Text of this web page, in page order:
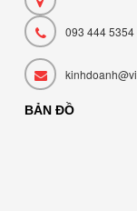
093 444
BẢN ĐỒ